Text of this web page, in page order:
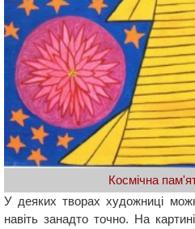
Космічна
У деяких творах художниці
навіть занадто точно. На